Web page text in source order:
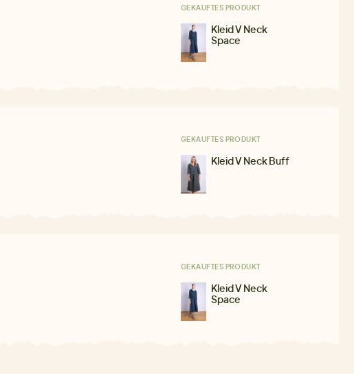
GEKAUFTES PRODUKT
Kleid V Neck
Space
GEKAUFTES PRODUKT
Kleid V Neck Buff
GEKAUFTES PRODUKT
Kleid V Neck
Space